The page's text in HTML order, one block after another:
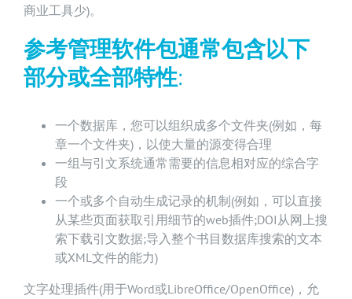
商业工具少)。
参考管理软件包通常包含以下
部分或全部特性:
一个数据库，您可以组织成多个文件夹(例如，每
章一个文件夹)，以使大量的源变得合理
一组与引文系统通常需要的信息相对应的综合字
段
一个或多个自动生成记录的机制(例如，可以直接
从某些页面获取引用细节的web插件;DOI从网上搜
索下载引文数据;导入整个书目数据库搜索的文本
或XML文件的能力)
文字处理插件(用于Word或LibreOffice/OpenOffice)，允